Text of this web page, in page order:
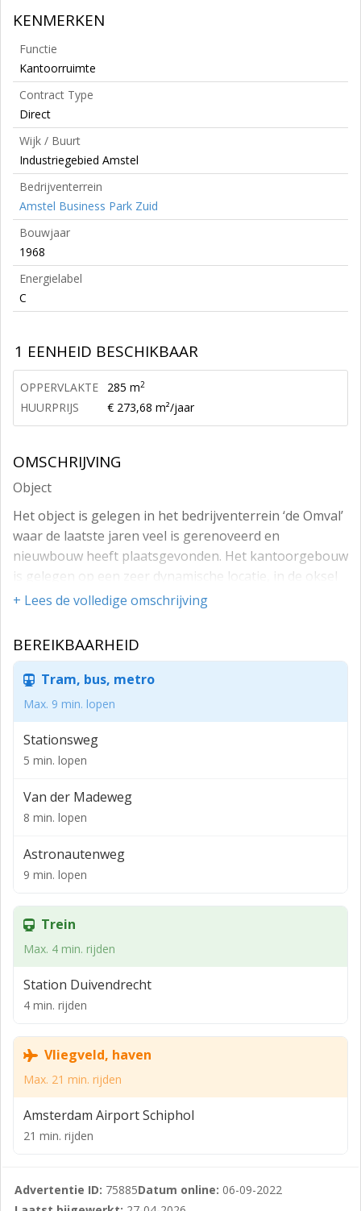
KENMERKEN
Functie
Kantoorruimte
Contract Type
Direct
Wijk / Buurt
Industriegebied Amstel
Bedrijventerrein
Amstel Business Park Zuid
Bouwjaar
1968
Energielabel
C
1 EENHEID BESCHIKBAAR
OPPERVLAKTE 285 m2
HUURPRIJS € 273,68 m²/jaar
OMSCHRIJVING
Object
Het object is gelegen in het bedrijventerrein ‘de Omval’
waar de laatste jaren veel is gerenoveerd en
nieuwbouw heeft plaatsgevonden. Het kantoorgebouw
is gelegen op een zeer dynamische locatie, in de oksel
van de A9, A10 en de A2, nabij de Makro/Sligro. Mede
en populair bij gebruikers.
Bereikbaarheid
Het metrostation “Van Der Madeweg” ligt op
steenworp afstand en NS treinstation “Duivendrecht”
ligt op loopafstand (5 minuten) en maakt verbinding
richtingen.
Eigen vervoer:
Het object is gelegen in een zijstraat van de
Spaklerweg welke aansluit op de Ringweg A10 (afslag
met de A2. Vanaf hier zijn er snelle verbindingen met
Oost, Utrecht en Het Gooi.
Beschikbaar
Ellermanstraat 11
ca. 365 m²
Parkeren
Openbaar.
Huurovereenkomst
Huurprijs
+ Lees de volledige omschrijving
BEREIKBAARHEID
Tram, bus, metro
Max. 9 min. lopen
Stationsweg
5 min. lopen
Van der Madeweg
8 min. lopen
Astronautenweg
9 min. lopen
Trein
Max. 4 min. rijden
Station Duivendrecht
4 min. rijden
Vliegveld, haven
Max. 21 min. rijden
Amsterdam Airport Schiphol
21 min. rijden
Advertentie ID: 75885Datum online: 06-09-2022